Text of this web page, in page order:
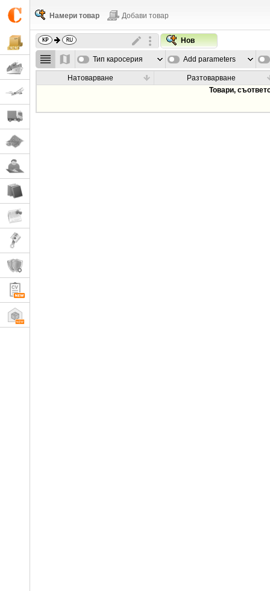
Намери товар Добави товар
Нов
Тип каросерия Add parameters
Натоварване
Разтоварване
Товари,